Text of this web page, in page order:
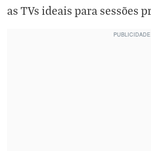
as TVs ideais para sessões